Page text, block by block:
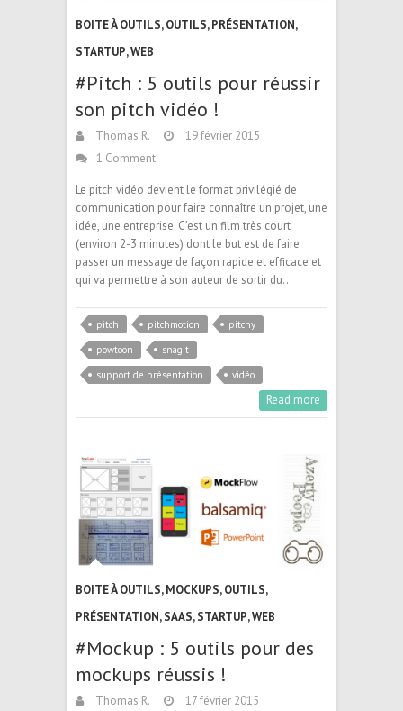
BOITE À OUTILS,OUTILS,PRÉSENTATION,
STARTUP,WEB
#Pitch : 5 outils pour réussir
son pitch vidéo !
Thomas R.
19 février 2015
1 Comment
Le pitch vidéo devient le format privilégié de
communication pour faire connaître un projet, une
idée, une entreprise. C’est un film très court
(environ 2-3 minutes) dont le but est de faire
passer un message de façon rapide et efficace et
qui va permettre à son auteur de sortir du…
pitch pitchmotion
pitchy
powtoon
snagit
support de présentation
vidéo
Read more
BOITE À OUTILS,MOCKUPS,OUTILS,
PRÉSENTATION,SAAS,STARTUP,WEB
#Mockup : 5 outils pour des
mockups réussis !
Thomas R.
17 février 2015